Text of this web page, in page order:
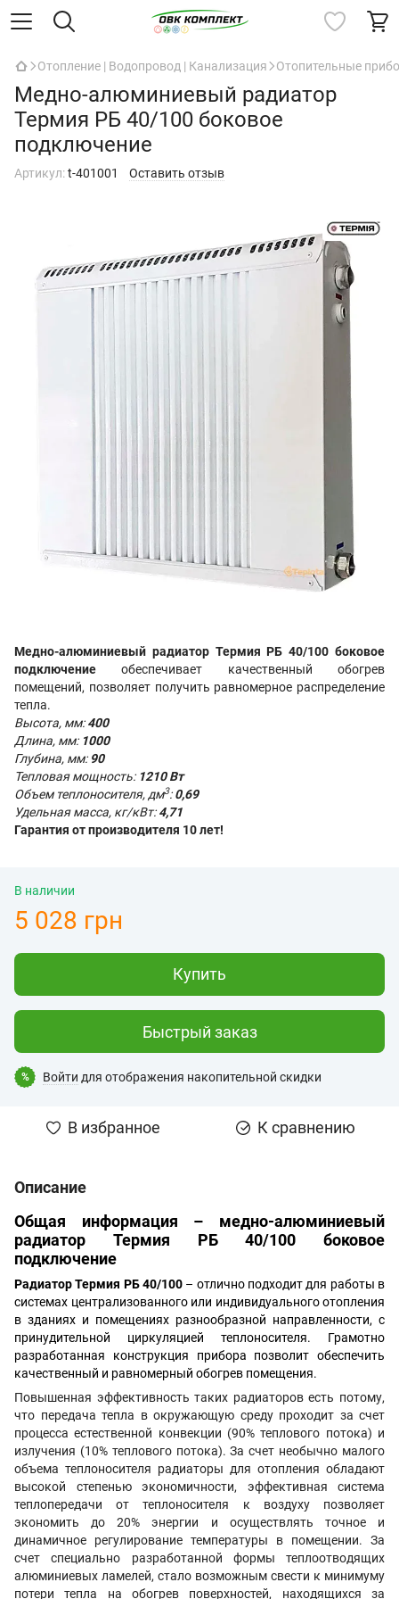
Отопление | Водопровод | Канализация Отопительные
Медно-алюминиевый радиатор
Термия РБ 40/100 боковое
подключение
Артикул:t-401001 Оставить отзыв
Медно-алюминиевый радиатор Термия РБ 40/100 боковое
подключение обеспечивает качественный обогрев
помещений, позволяет получить равномерное распределение
тепла.
Высота, мм: 400
Длина, мм:1000
Глубина, мм:90
Тепловая мощность:1210 Вт
Объем теплоносителя, дм3:0,69
Удельная масса, кг/кВт:4,71
Гарантия от производителя 10 лет!
В наличии
5 028 грн
Купить
Быстрый заказ
% Войти для отображения накопительной скидки
В избранное К сравнению
Описание
Общая информация – медно-алюминиевый
радиатор Термия РБ 40/100 боковое
подключение
Радиатор Термия РБ 40/100 – отлично подходит для работы в
системах централизованного или индивидуального отопления
в зданиях и помещениях разнообразной направленности, с
принудительной циркуляцией теплоносителя. Грамотно
разработанная конструкция прибора позволит обеспечить
качественный и равномерный обогрев помещения.
Повышенная эффективность таких радиаторов есть потому,
что передача тепла в окружающую среду проходит за счет
процесса естественной конвекции (90% теплового потока) и
излучения (10% теплового потока). За счет необычно малого
объема теплоносителя радиаторы для отопления обладают
высокой степенью экономичности, эффективная система
теплопередачи от теплоносителя к воздуху позволяет
экономить до 20% энергии и осуществлять точное и
динамичное регулирование температуры в помещении. За
счет специально разработанной формы теплоотводящих
алюминиевых ламелей, стало возможным свести к минимуму
потери тепла на обогрев поверхностей, находящихся за